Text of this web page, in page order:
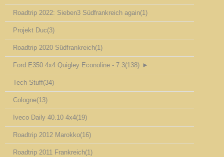
Roadtrip 2022: Sieben3 Südfrankreich again(1)
Projekt Duc(3)
Roadtrip 2020 Südfrankreich(1)
Ford E350 4x4 Quigley Econoline - 7.3(138) ►
Tech Stuff(34)
Cologne(13)
Iveco Daily 40.10 4x4(19)
Roadtrip 2012 Marokko(16)
Roadtrip 2011 Frankreich(1)